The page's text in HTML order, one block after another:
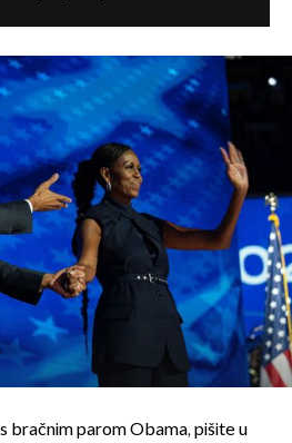
bračnim parom Obama, pišite u